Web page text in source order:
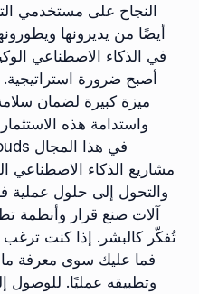
النجاح على مستخدمي
أيضًا من يديرونها
في الذكاء الاصطناعي
أصبح ضرورة
واستدامة هذه
مشاريع الذكاء الاصطناعي
والتحول إلى حلول عملية
آلات صنع قرار وأنظمة
تُفكّر كالبشر. إذا كنت
فما عليك سوى معرفة
وتطبيقه عمليًا. للوصول